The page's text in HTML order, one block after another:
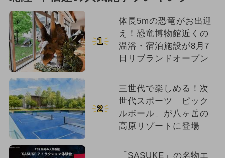
1
体長5mの恐竜がお出迎
え！恐竜博物館近くの
温浴・宿泊施設が8月7
日リブランドオープン
2
三世代で楽しめる！次
世代スポーツ「ピック
ルボール」が八ヶ岳の
高原リゾートに登場
「SASUKE」の名物エ